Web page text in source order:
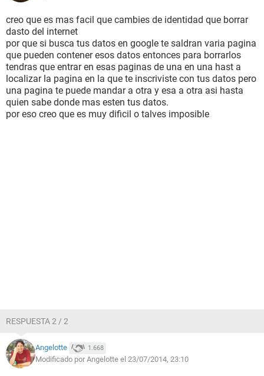
creo que es mas facil que cambies de identidad que borrar
dasto del internet
por que si busca tus datos en google te saldran varia pagina
que pueden contener esos datos entonces para borrarlos
tendras que entrar en esas paginas de una en una hast a
localizar la pagina en la que te inscriviste con tus datos pero
una pagina te puede mandar a otra y esa a otra asi hasta
quien sabe donde mas esten tus datos.
por eso creo que es muy dificil o talves imposible
RESPUESTA 2 / 2
Angelotte 1.668
Modificado por Angelotte el 23/07/2014, 23:10